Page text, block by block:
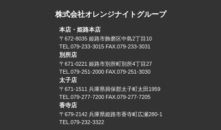
株式会社オレンジナイトグループ
本店・姫路本店
〒672-8035 姫路市飾磨区中島2丁目10
TEL.079-233-3015 FAX.079-233-3031
別所店
〒671-0221 姫路市別所町別所4丁目27
TEL.079-251-2000 FAX.079-251-3030
太子店
〒671-1511 兵庫県揖保郡太子町太田1959
TEL.079-277-7200 FAX.079-277-7205
香寺店
〒679-2142 兵庫県姫路市香寺町広瀬280-1
TEL.079-232-3322